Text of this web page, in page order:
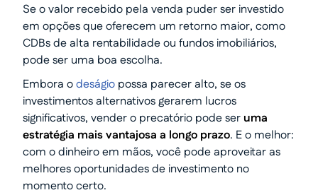
Se o valor recebido pela venda puder ser investido
em opções que oferecem um retorno maior, como
CDBs de alta rentabilidade ou fundos imobiliários,
pode ser uma boa escolha.
Embora odeságio possa parecer alto, se os
investimentos alternativos gerarem lucros
significativos, vender o precatório pode ser uma
estratégia mais vantajosa a longo prazo. E o melhor:
com o dinheiro em mãos, você pode aproveitar as
melhores oportunidades de investimento no
momento certo.